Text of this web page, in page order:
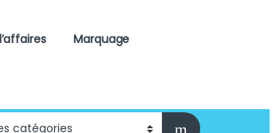
Marquage